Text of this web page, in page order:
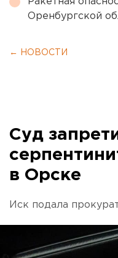
Оренбургской
← НОВОСТИ
Суд
в Орске
Иск подала